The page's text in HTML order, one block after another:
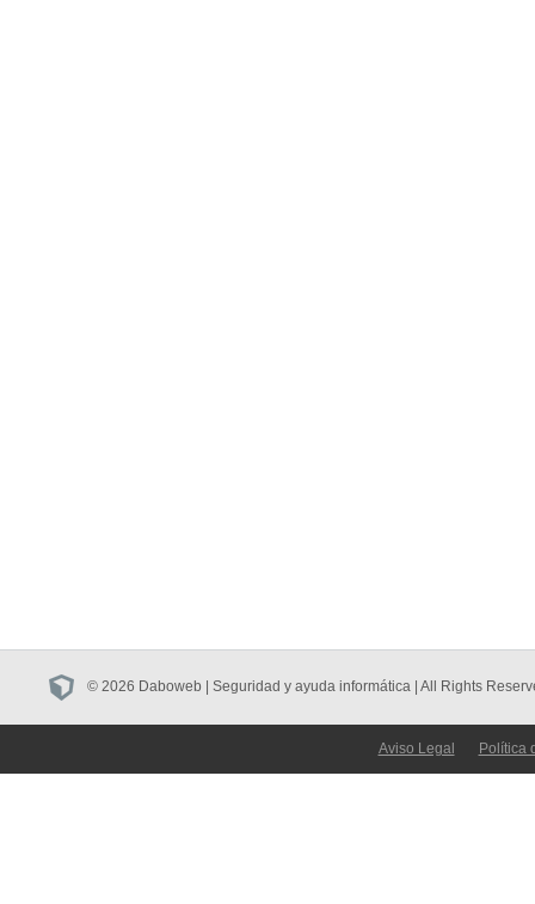
© 2026 Daboweb | Seguridad y ayuda informática | All Rights
Aviso Legal Política